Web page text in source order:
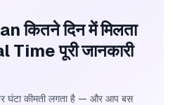
कितने दिन में मिलता
पूरी जानकारी
घंटा कीमती लगता है — और आप बस